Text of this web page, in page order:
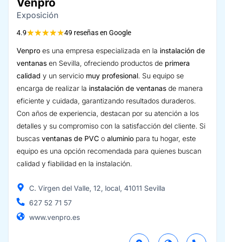
Venpro
Exposición
4.9★★★★★49 reseñas en Google
Venpro es una empresa especializada en la instalación de
ventanas en Sevilla, ofreciendo productos de primera
calidad y un servicio muy profesional. Su equipo se
encarga de realizar la instalación de ventanas de manera
eficiente y cuidada, garantizando resultados duraderos.
Con años de experiencia, destacan por su atención a los
detalles y su compromiso con la satisfacción del cliente. Si
buscas ventanas de PVC o aluminio para tu hogar, este
equipo es una opción recomendada para quienes buscan
calidad y fiabilidad en la instalación.
C. Virgen del Valle, 12, local, 41011 Sevilla
627 52 71 57
www.venpro.es